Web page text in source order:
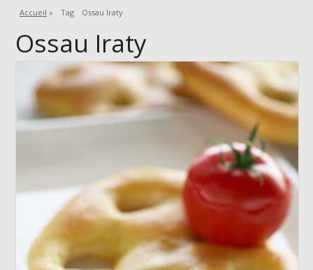
Accueil » Tag Ossau Iraty
Ossau Iraty